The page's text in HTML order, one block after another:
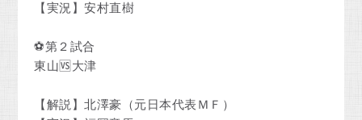
【実況】安村直樹
⚽第２試合
東山🆚大津
【解説】北澤豪（元日本代表ＭＦ）